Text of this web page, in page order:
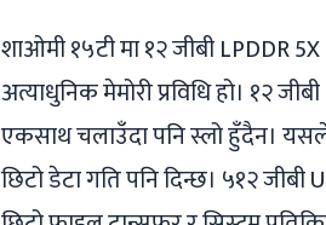
शाओमी १५टी मा १२ जीबी LPDDR
अत्याधुनिक मेमोरी प्रविधि हो। १२
एकसाथ चलाउँदा पनि स्लो हुँदैन। यसले
छिटो डेटा गति पनि दिन्छ। ५१२